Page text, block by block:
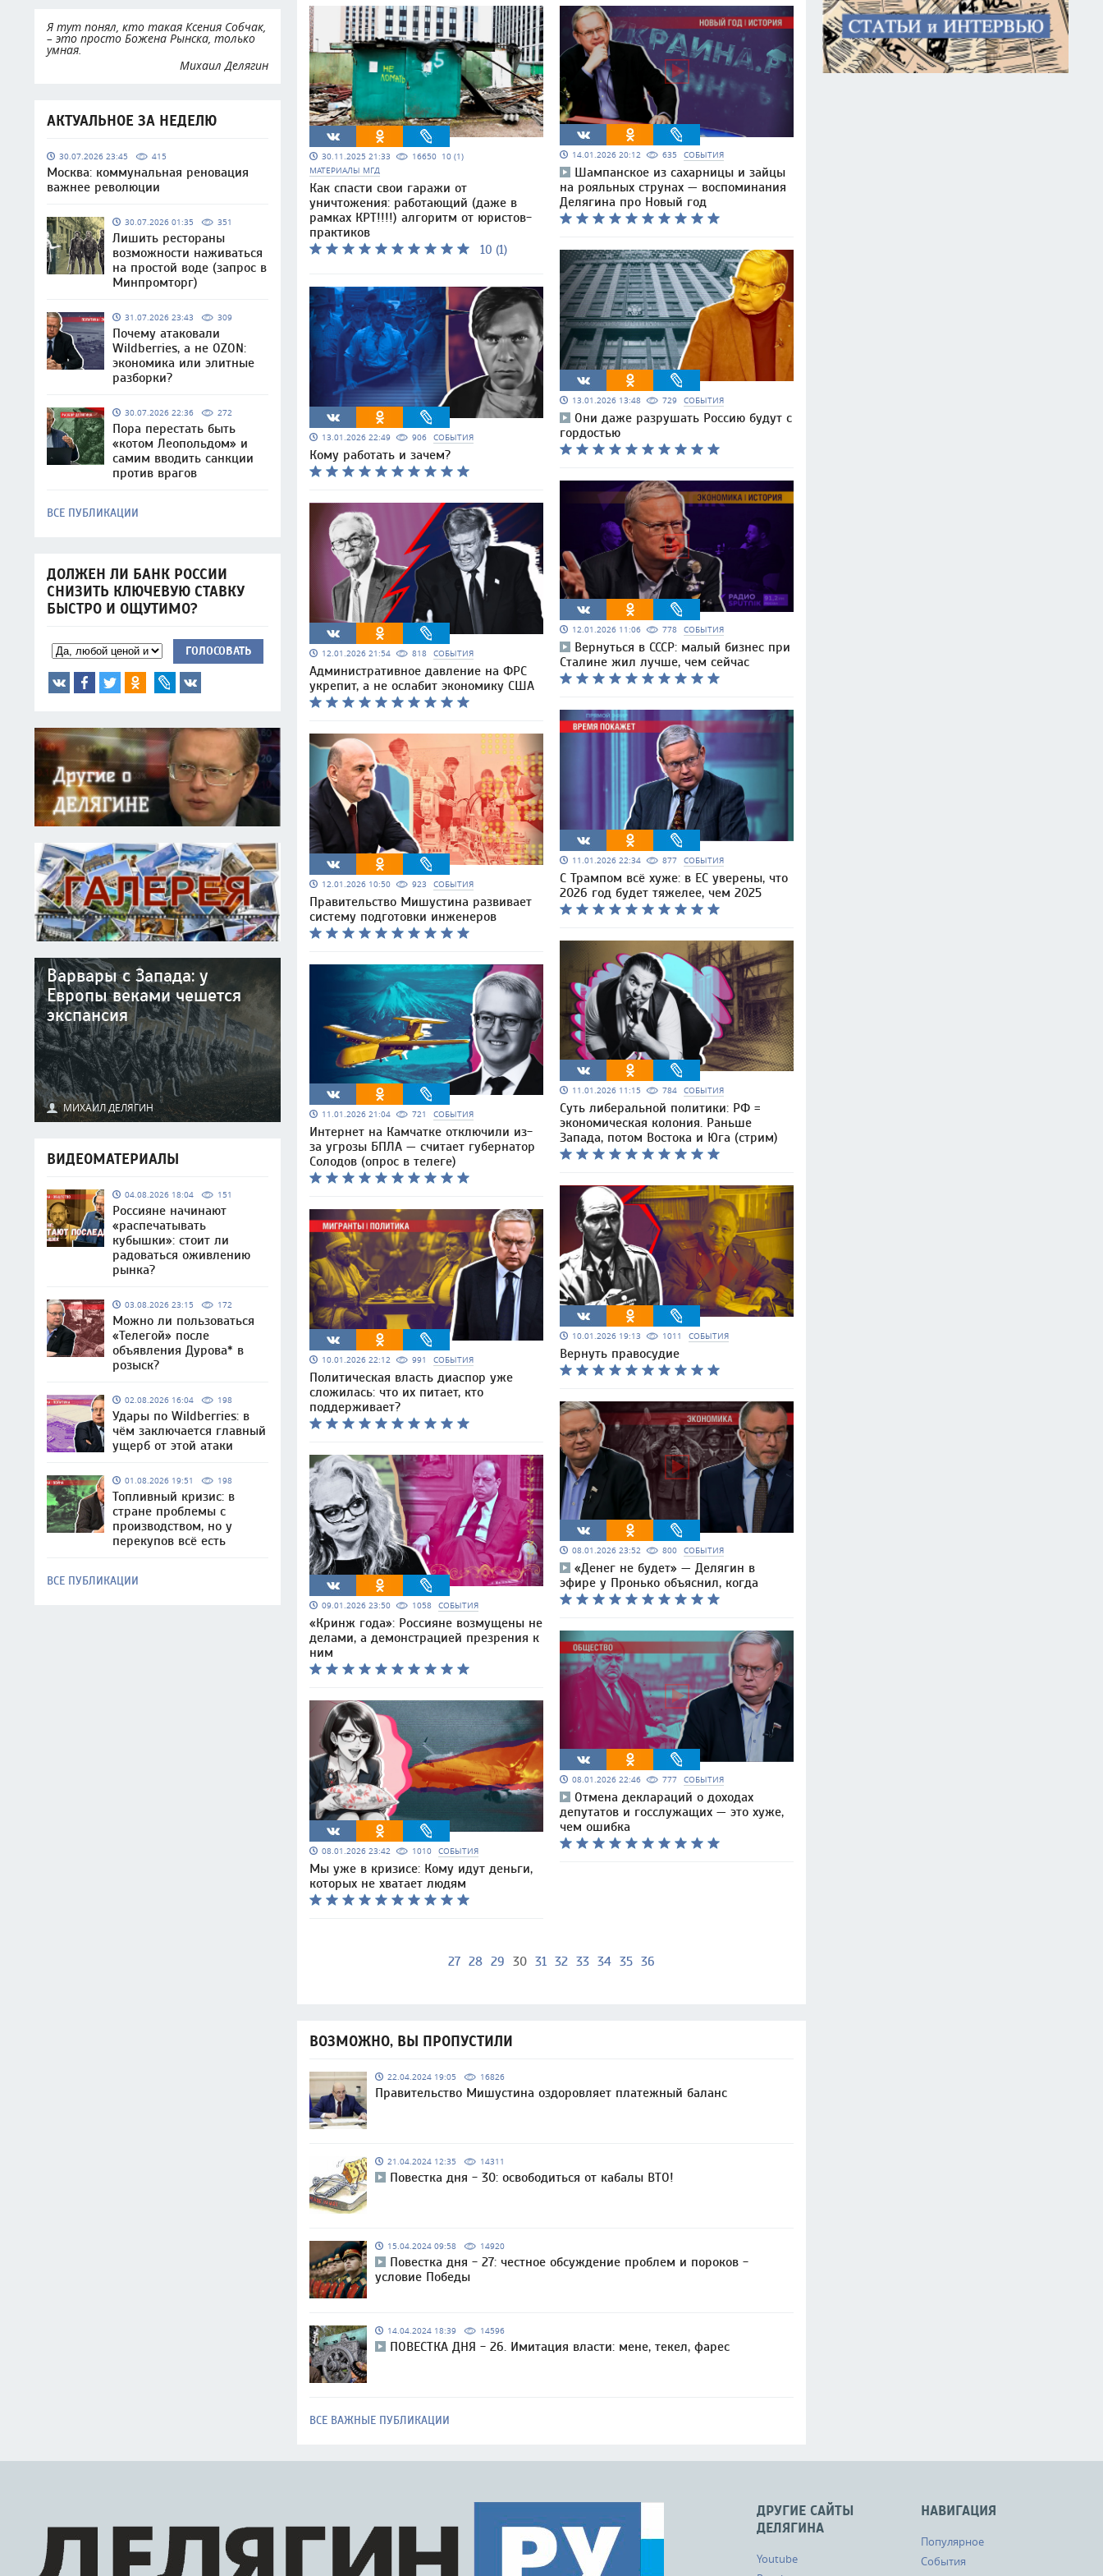
Я тут понял, кто такая Ксения Собчак,
– это просто Божена Рынска, только
умная.
Михаил Делягин
АКТУАЛЬНОЕ ЗА НЕДЕЛЮ
30.07.2026 23:45 415
Москва: коммунальная реновация
важнее революции
30.07.2026 01:35 351
Лишить рестораны
возможности наживаться
на простой воде (запрос в
Минпромторг)
31.07.2026 23:43 309
Почему атаковали
Wildberries, а не OZON:
экономика или элитные
разборки?
30.07.2026 22:36 272
Пора перестать быть
«котом Леопольдом» и
самим вводить санкции
против врагов
ВСЕ ПУБЛИКАЦИИ
ДОЛЖЕН ЛИ БАНК РОССИИ
СНИЗИТЬ КЛЮЧЕВУЮ СТАВКУ
БЫСТРО И ОЩУТИМО?
ГОЛОСОВАТЬ
Варвары с Запада: у
Европы веками чешется
экспансия
МИХАИЛ ДЕЛЯГИН
ВИДЕОМАТЕРИАЛЫ
04.08.2026 18:04 151
Россияне начинают
«распечатывать
кубышки»: стоит ли
радоваться оживлению
рынка?
03.08.2026 23:15 172
Можно ли пользоваться
«Телегой» после
объявления Дурова* в
розыск?
02.08.2026 16:04 198
Удары по Wildberries: в
чём заключается главный
ущерб от этой атаки
01.08.2026 19:51 198
Топливный кризис: в
стране проблемы с
производством, но у
перекупов всё есть
ВСЕ ПУБЛИКАЦИИ
30.11.2025 21:33 16650 10 (1)
МАТЕРИАЛЫ МГД
Как спасти свои гаражи от
уничтожения: работающий (даже в
рамках КРТ!!!!) алгоритм от юристов-
практиков
10 (1)
13.01.2026 22:49 906 СОБЫТИЯ
Кому работать и зачем?
12.01.2026 21:54 818 СОБЫТИЯ
Административное давление на ФРС
укрепит, а не ослабит экономику США
12.01.2026 10:50 923 СОБЫТИЯ
Правительство Мишустина развивает
систему подготовки инженеров
11.01.2026 21:04 721 СОБЫТИЯ
Интернет на Камчатке отключили из-
за угрозы БПЛА — считает губернатор
Солодов (опрос в телеге)
10.01.2026 22:12 991 СОБЫТИЯ
Политическая власть диаспор уже
сложилась: что их питает, кто
поддерживает?
09.01.2026 23:50 1058 СОБЫТИЯ
«Кринж года»: Россияне возмущены не
делами, а демонстрацией презрения к
ним
08.01.2026 23:42 1010 СОБЫТИЯ
Мы уже в кризисе: Кому идут деньги,
которых не хватает людям
14.01.2026 20:12 635 СОБЫТИЯ
Шампанское из сахарницы и зайцы
на рояльных струнах — воспоминания
Делягина про Новый год
13.01.2026 13:48 729 СОБЫТИЯ
Они даже разрушать Россию будут с
гордостью
12.01.2026 11:06 778 СОБЫТИЯ
Вернуться в СССР: малый бизнес при
Сталине жил лучше, чем сейчас
11.01.2026 22:34 877 СОБЫТИЯ
С Трампом всё хуже: в ЕС уверены, что
2026 год будет тяжелее, чем 2025
11.01.2026 11:15 784 СОБЫТИЯ
Суть либеральной политики: РФ =
экономическая колония. Раньше
Запада, потом Востока и Юга (стрим)
10.01.2026 19:13 1011 СОБЫТИЯ
Вернуть правосудие
08.01.2026 23:52 800 СОБЫТИЯ
«Денег не будет» — Делягин в
эфире у Пронько объяснил, когда
08.01.2026 22:46 777 СОБЫТИЯ
Отмена деклараций о доходах
депутатов и госслужащих — это хуже,
чем ошибка
27 28 29 30 31 32 33 34 35 36
ВОЗМОЖНО, ВЫ ПРОПУСТИЛИ
22.04.2024 19:05 16826
Правительство Мишустина оздоровляет платежный баланс
21.04.2024 12:35 14311
Повестка дня - 30: освободиться от кабалы ВТО!
15.04.2024 09:58 14920
Повестка дня - 27: честное обсуждение проблем и пороков -
условие Победы
14.04.2024 18:39 14596
ПОВЕСТКА ДНЯ - 26. Имитация власти: мене, текел, фарес
ВСЕ ВАЖНЫЕ ПУБЛИКАЦИИ
НАВИГАЦИЯ
Популярное
События
ДРУГИЕ САЙТЫ
ДЕЛЯГИНА
Youtube